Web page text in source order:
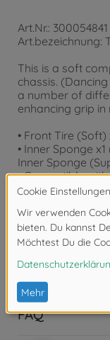
Art.Nr.: 300054841
Art.bezeichnung:
This is a soft
chassis.
a number of
enhancing grip
• Front Tire (Soft)
• Inner Sponge
Inner Sponge
• Compatible
Downloads
Bewertungen
FAQ